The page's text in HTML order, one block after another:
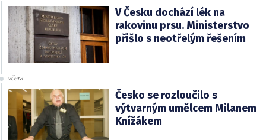
V Česku dochází lék na
rakovinu prsu. Ministerstvo
přišlo s neotřelým řešením
včera
Česko se rozloučilo s
výtvarným umělcem Milanem
Knížákem